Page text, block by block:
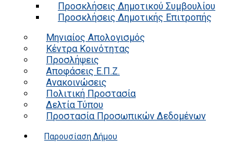
Προσκλήσεις Δημοτικού Συμβουλίου
Προσκλήσεις Δημοτικής Επιτροπής
Μηνιαίος Απολογισμός
Κέντρα Κοινότητας
Προσλήψεις
Αποφάσεις Ε.Π.Ζ.
Ανακοινώσεις
Πολιτική Προστασία
Δελτία Τύπου
Προστασία Προσωπικών Δεδομένων
Παρουσίαση Δήμου